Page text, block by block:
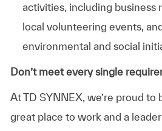
activities, including business
local volunteering events,
environmental and social
Don’t meet every single
At TD SYNNEX, we’re proud to
great place to work and a